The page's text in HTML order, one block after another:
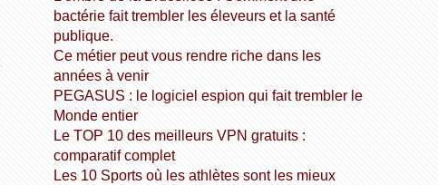
bactérie fait trembler les éleveurs et la santé
publique.
Ce métier peut vous rendre riche dans les
années à venir
PEGASUS : le logiciel espion qui fait trembler le
Monde entier
Le TOP 10 des meilleurs VPN gratuits :
comparatif complet
Les 10 Sports où les athlètes sont les mieux